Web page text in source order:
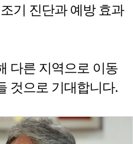
기 진단과 예방 효과
다른 지역으로 이동
것으로 기대합니다.